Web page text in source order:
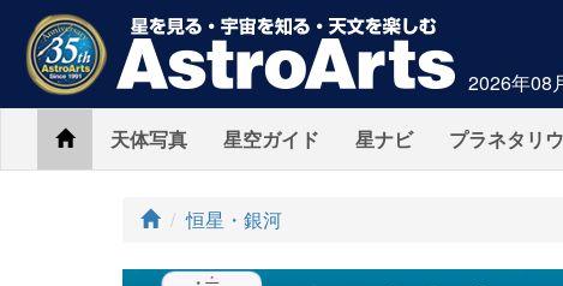
2026年08
Home天体写真 星空ガイド 星ナビ プラネタリ
ト
プ
恒星・銀河